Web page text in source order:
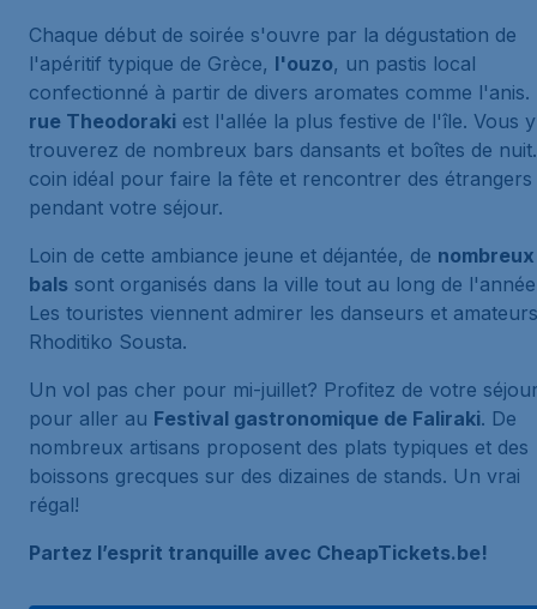
Chaque début de soirée s'ouvre par la dégustation de
l'apéritif typique de Grèce, l'ouzo, un pastis local
confectionné à partir de divers aromates comme l'anis.
rue Theodoraki est l'allée la plus festive de l'île. Vous y
trouverez de nombreux bars dansants et boîtes de
coin idéal pour faire la fête et rencontrer des étrangers
pendant votre séjour.
Loin de cette ambiance jeune et déjantée, de nombreux
bals sont organisés dans la ville tout au long de
Les touristes viennent admirer les danseurs et
Rhoditiko Sousta.
Un vol pas cher pour mi-juillet? Profitez de votre
pour aller au Festival gastronomique de Faliraki. De
nombreux artisans proposent des plats typiques et des
boissons grecques sur des dizaines de stands. Un vrai
régal!
Partez l’esprit tranquille avec CheapTickets.be!